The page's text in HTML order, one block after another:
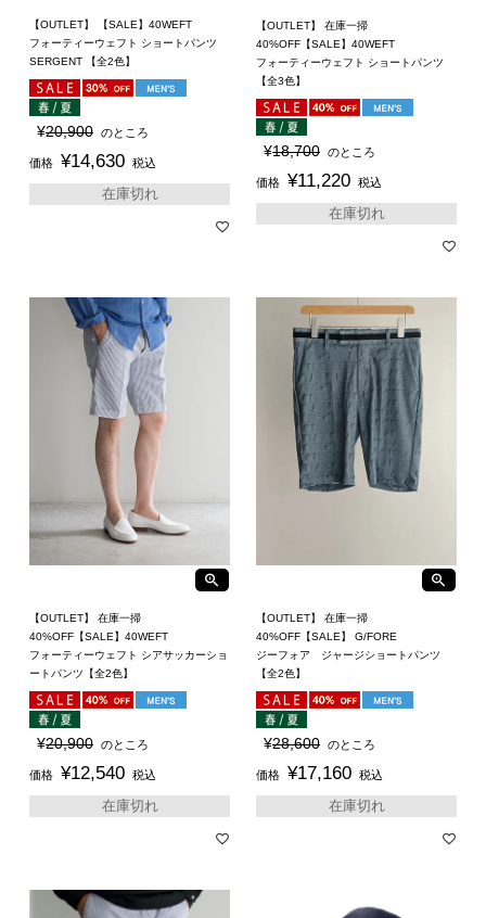
【OUTLET】 【SALE】40WEFT
フォーティーウェフト ショートパンツ
SERGENT 【全2色】
¥20,900 のところ
価格 ¥14,630 税込
在庫切れ
【OUTLET】 在庫一掃
40%OFF【SALE】40WEFT
フォーティーウェフト ショートパンツ
【全3色】
¥18,700 のところ
価格 ¥11,220 税込
在庫切れ
【OUTLET】 在庫一掃
40%OFF【SALE】40WEFT
フォーティーウェフト シアサッカーショ
ートパンツ【全2色】
¥20,900 のところ
価格 ¥12,540 税込
在庫切れ
【OUTLET】 在庫一掃
40%OFF【SALE】 G/FORE
ジーフォア ジャージショートパンツ
【全2色】
¥28,600 のところ
価格 ¥17,160 税込
在庫切れ